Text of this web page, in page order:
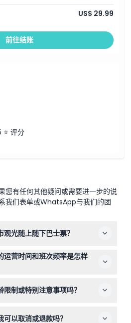
US$ 29.99
前往结账
评分
您有任何其他疑问或需要进一步的说
我们表单或WhatsApp与我们的团
光随上随下巴士票？
效期为24或48小时，在此期间可
上车时出示您的车票即可开始使
运营时间和班次频率是怎样
足机会上下车。（具体时间可能有
制或特别注意事项吗？
以取消或退款吗？